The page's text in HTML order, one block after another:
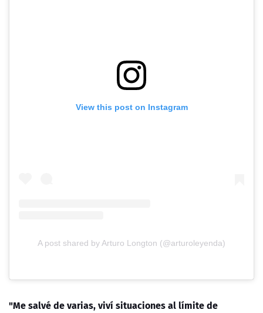
View this post on Instagram
A post shared by Arturo Longton (@arturoleyenda)
"Me salvé de varias, viví situaciones al límite de